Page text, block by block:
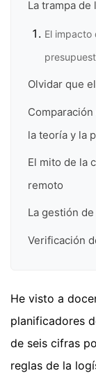
La trampa
El impacto
Olvidar que
la teoría y la
El mito de la
remoto
La gestión
Verificación
He visto a
planificadores
de seis cifras
reglas de la